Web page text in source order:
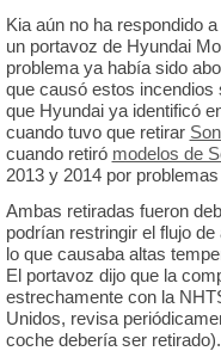
Kia aún no ha respondido
un portavoz de Hyundai
problema ya había sido
que causó estos incendios
que Hyundai ya identificó
cuando tuvo que retirar
cuando retiró modelos de
2013 y 2014 por
Ambas retiradas fueron
podrían restringir el flujo
lo que causaba altas
El portavoz dijo que la
estrechamente con la
Unidos, revisa
coche debería ser retirado).